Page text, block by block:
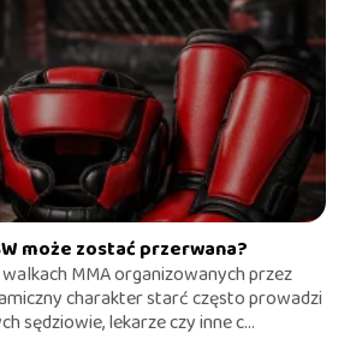
może zostać przerwana?
MMA organizowanych przez
charakter starć często prowadzi
sędziowie, lekarze czy inne c...